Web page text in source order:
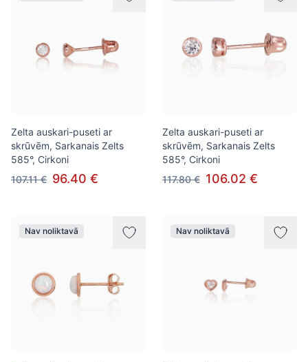
Zelta auskari-puseti ar
skrūvēm, Sarkanais Zelts
585°, Cirkoni
107.11 € 96.40 €
Zelta auskari-puseti ar
skrūvēm, Sarkanais Zelts
585°, Cirkoni
117.80 € 106.02 €
Nav noliktavā Nav noliktavā